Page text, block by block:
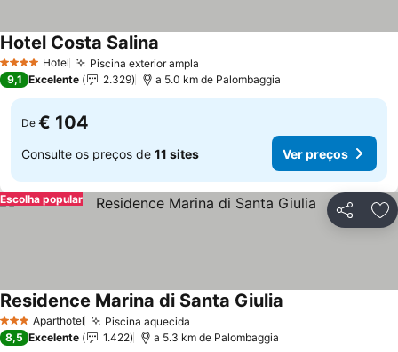
4 EstrelasHotel Piscina exterior ampla
Hotel Costa Salina
9,1 Excelente 2.329 a 5.0 km de Palombaggia
De € 104
Consulte os preços de 11 sites Ver preços
Partilhar
Escolha popular
3 EstrelasAparthotel Piscina aquecida
Residence Marina di Santa Giulia
8,5 Excelente 1.422 a 5.3 km de Palombaggia